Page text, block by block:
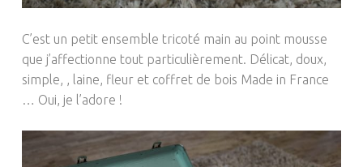
C’est un petit ensemble tricoté main au point mousse
que j’affectionne tout particulièrement. Délicat, doux,
simple
laine, fleur et coffret de bois Made in France
Oui, je l’adore !